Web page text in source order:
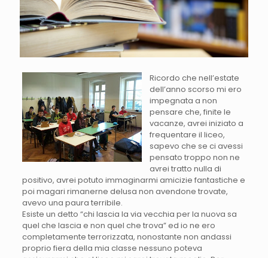
Ricordo che nell’estate
dell’anno scorso mi ero
impegnata a non
pensare che, finite le
vacanze, avrei iniziato a
frequentare il liceo,
sapevo che se ci avessi
pensato troppo non ne
avrei tratto nulla di
positivo, avrei potuto immaginarmi amicizie fantastiche e
poi magari rimanerne delusa non avendone trovate,
avevo una paura terribile.
Esiste un detto “chi lascia la via vecchia per la nuova sa
quel che lascia e non quel che trova” ed io ne ero
completamente terrorizzata, nonostante non andassi
proprio fiera della mia classe nessuno poteva